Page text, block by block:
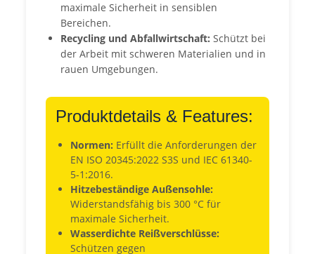
maximale Sicherheit in sensiblen
Bereichen.
Recycling und Abfallwirtschaft: Schützt bei
der Arbeit mit schweren Materialien und in
rauen Umgebungen.
Produktdetails & Features:
Normen: Erfüllt die Anforderungen der
EN ISO 20345:2022 S3S und IEC 61340-
5-1:2016.
Hitzebeständige Außensohle:
Widerstandsfähig bis 300 °C für
maximale Sicherheit.
Wasserdichte Reißverschlüsse:
Schützen gegen